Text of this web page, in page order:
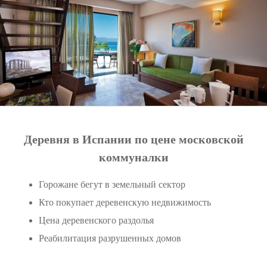
Деревня в Испании по цене московской
коммуналки
Горожане бегут в земельный сектор
Кто покупает деревенскую недвижимость
Цена деревенского раздолья
Реабилитация разрушенных домов